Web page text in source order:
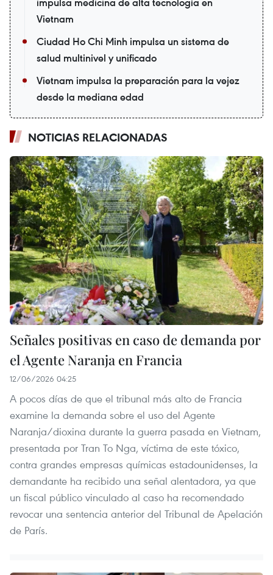
Vietnam
Ciudad Ho Chi Minh impulsa un sistema de
salud multinivel y unificado
Vietnam impulsa la preparación para la vejez
desde la mediana edad
NOTICIAS RELACIONADAS
Señales positivas en caso de demanda por
el Agente Naranja en Francia
12/06/2026 04:25
A pocos días de que el tribunal más alto de Francia
examine la demanda sobre el uso del Agente
Naranja/dioxina durante la guerra pasada en Vietnam,
presentada por Tran To Nga, víctima de este tóxico,
contra grandes empresas químicas estadounidenses, la
demandante ha recibido una señal alentadora, ya que
un fiscal público vinculado al caso ha recomendado
revocar una sentencia anterior del Tribunal de Apelación
de París.